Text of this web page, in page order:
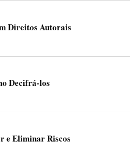
Direitos Autorais
Decifrá-los
e Eliminar Riscos